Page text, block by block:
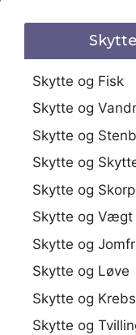
Skytte og Fisk
Skytte og
Skytte og
Skytte og
Skytte og
Skytte og Vægt
Skytte og
Skytte og Løve
Skytte og Krebs
Skytte og